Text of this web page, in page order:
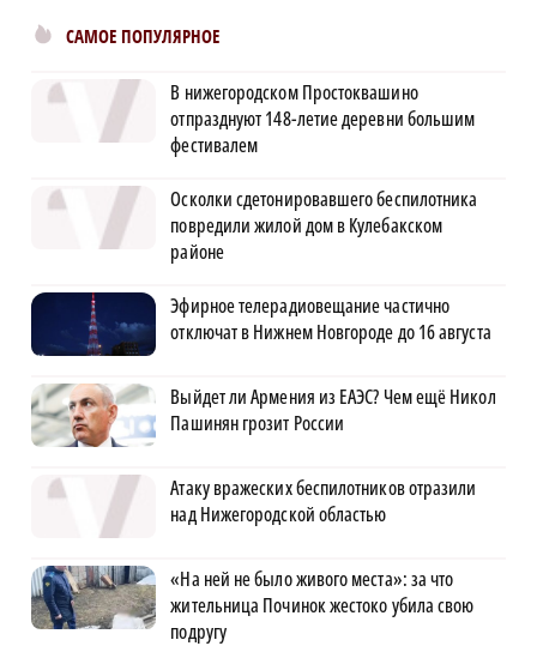
САМОЕ ПОПУЛЯРНОЕ
В нижегородском Простоквашино
отпразднуют 148-летие деревни большим
фестивалем
Осколки сдетонировавшего беспилотника
повредили жилой дом в Кулебакском
районе
Эфирное телерадиовещание частично
отключат в Нижнем Новгороде до 16 августа
Выйдет ли Армения из ЕАЭС? Чем ещё Никол
Пашинян грозит России
Атаку вражеских беспилотников отразили
над Нижегородской областью
«На ней не было живого места»: за что
жительница Починок жестоко убила свою
подругу